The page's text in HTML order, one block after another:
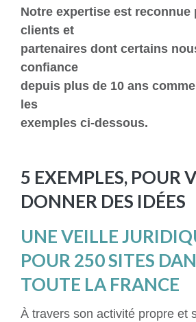
Notre expertise est reconnue
clients et
partenaires dont certains
confiance
depuis plus de 10 ans
les
exemples ci-dessous.
5 EXEMPLES, POUR
DONNER DES IDÉES
UNE VEILLE
POUR 250 SITES
TOUTE LA FRANCE
À travers son activité propre et